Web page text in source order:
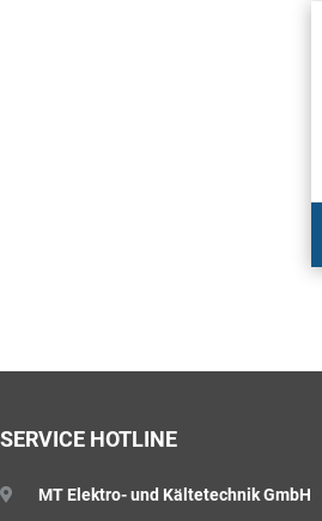
SERVICE HOTLINE
MT Elektro- und Kältetechnik GmbH